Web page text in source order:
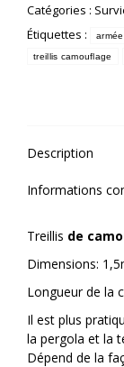
Catégories :
Étiquettes :
armée
treillis camouflage
Description
Informations
Treillis de
Dimensions:
Longueur de la
Il est plus
la pergola et la
Dépend de la